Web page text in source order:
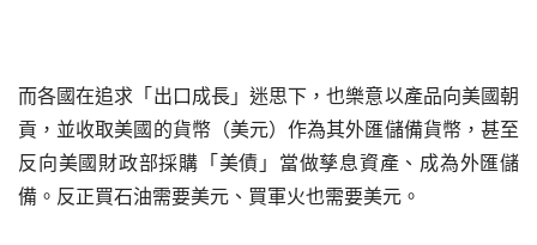
而各國在追求「出口成長」迷思下，也樂意以產品向美國朝
貢，並收取美國的貨幣（美元）作為其外匯儲備貨幣，甚至
反向美國財政部採購「美債」當做孳息資產、成為外匯儲
備。反正買石油需要美元、買軍火也需要美元。